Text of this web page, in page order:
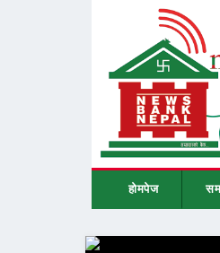
होमपेज